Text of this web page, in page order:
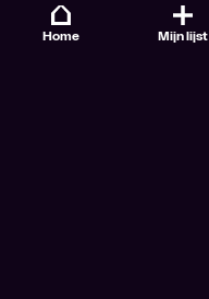
Home Mijn lijst